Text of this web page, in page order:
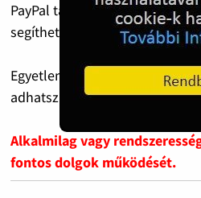
PayPal támogatással gyorsan
segítheted a Bohócdoktorok
Egyetlen kattintással valódi
adhatsz a gyermekeknek.
Alkalmilag vagy
fontos dolgok működését.